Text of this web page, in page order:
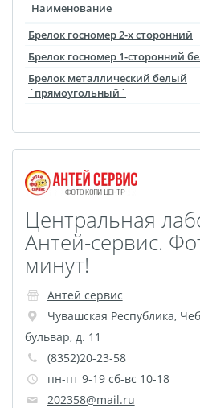
ламинирование
Изготовление баннеров
Оформление картин
Накатка Фото на ХДФ
Фото в алюминиевом
Холст на пенокартоне
Фоторама с магнитами
Холст на ДВП
Латексная печать
Фотопечать на
пластике
Фотопечать на дереве
Самоклеящийся винил
Печать выкроек
Холст на конкурс
Фотопечать больших
Наименование
Брелок госномер 2-х сторонний
Брелок госномер 1-сторонний
Брелок металлический белый
`прямоугольный`
Центральная
Антей-сервис.
минут!
Антей сервис
Чувашская Республика,
бульвар, д. 11
(8352)20-23-58
пн-пт 9-19 сб-вс 10-18
202358@mail.ru